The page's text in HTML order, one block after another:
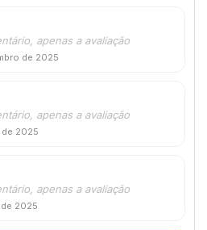
apenas a avaliação
de 2025
apenas a avaliação
2025
apenas a avaliação
2025